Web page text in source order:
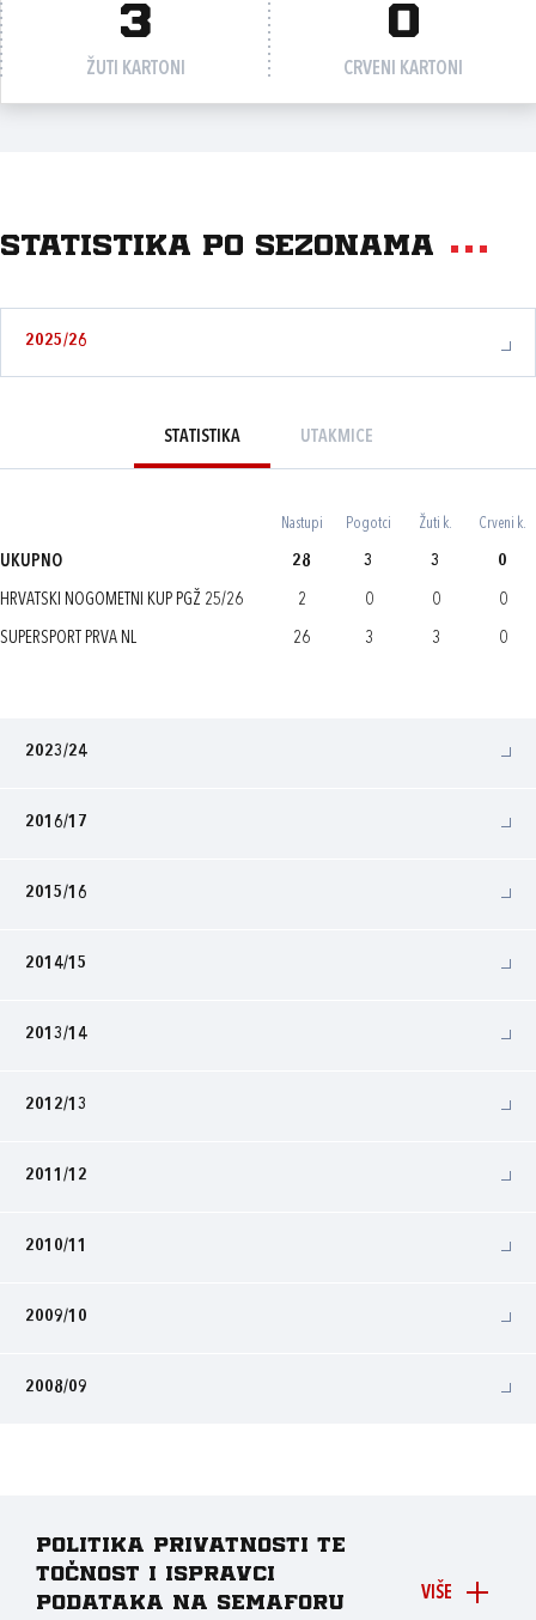
3
ŽUTI KARTONI
0
CRVENI KARTONI
Statistika po sezonama
2025/26
STATISTIKA UTAKMICE
Nastupi Pogotci Žuti k. Crveni k.
UKUPNO 28 3 3 0
HRVATSKI NOGOMETNI KUP PGŽ 25/26 2 0 0 0
SUPERSPORT PRVA NL 26 3 3 0
2023/24
2016/17
2015/16
2014/15
2013/14
2012/13
2011/12
2010/11
2009/10
2008/09
VIŠE
Politika privatnosti te
točnost i ispravci
podataka na Semaforu